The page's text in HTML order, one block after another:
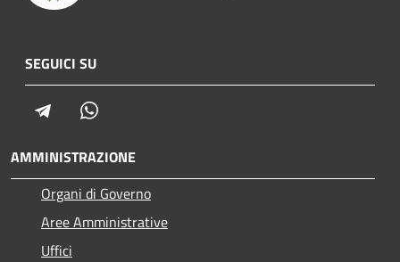
SEGUICI SU
Telegram
AMMINISTRAZIONE
Organi di Governo
Aree Amministrative
Uffici